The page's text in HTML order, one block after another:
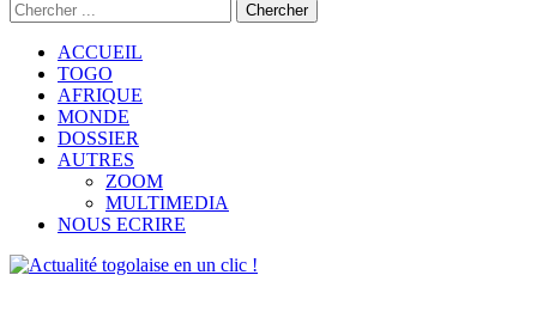
ACCUEIL
TOGO
AFRIQUE
MONDE
DOSSIER
AUTRES
ZOOM
MULTIMEDIA
NOUS ECRIRE